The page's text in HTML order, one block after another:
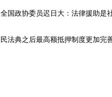
全国政协委员迟日大：法律援助是
民法典之后最高额抵押制度更加完